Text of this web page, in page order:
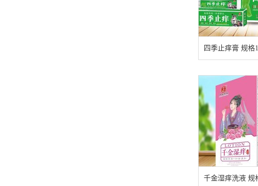
四季止痒膏 规格
千金湿痒洗液 规